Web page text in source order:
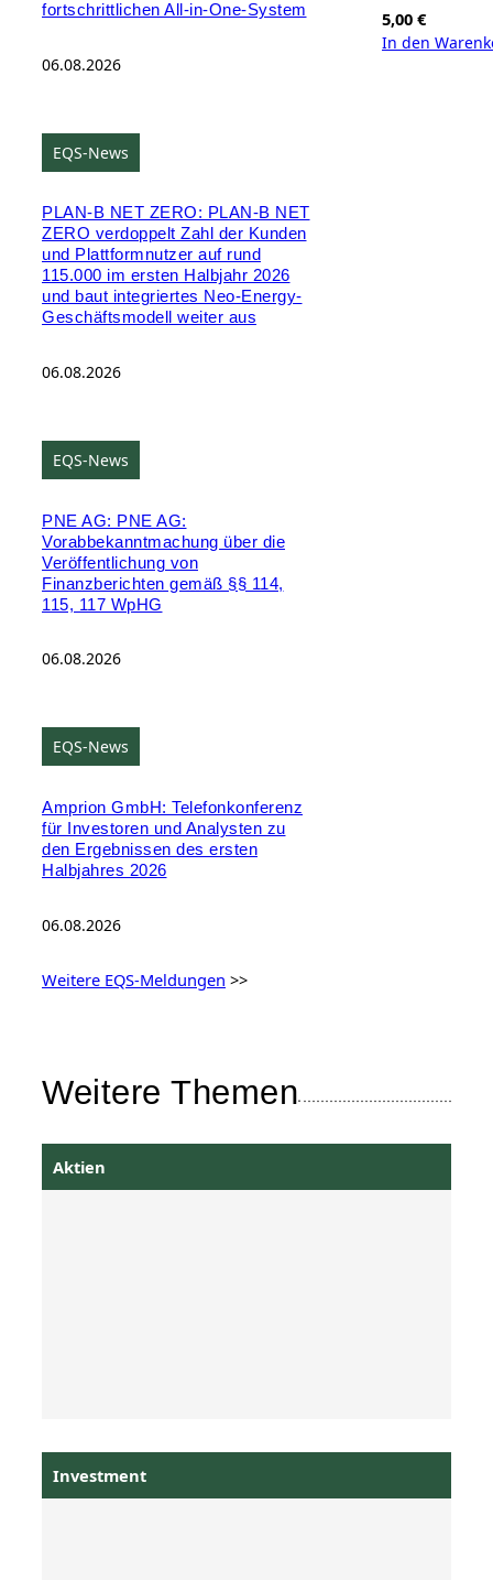
fortschrittlichen All-in-One-System
06.08.2026
EQS-News
PLAN-B NET ZERO: PLAN-B NET
ZERO verdoppelt Zahl der Kunden
und Plattformnutzer auf rund
115.000 im ersten Halbjahr 2026
und baut integriertes Neo-Energy-
Geschäftsmodell weiter aus
06.08.2026
EQS-News
PNE AG: PNE AG:
Vorabbekanntmachung über die
Veröffentlichung von
Finanzberichten gemäß §§ 114,
115, 117 WpHG
06.08.2026
EQS-News
Amprion GmbH: Telefonkonferenz
für Investoren und Analysten zu
den Ergebnissen des ersten
Halbjahres 2026
06.08.2026
Weitere EQS-Meldungen >>
5,00 €
In den
Weitere Themen
Aktien
Investment